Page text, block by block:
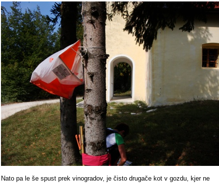
Nato pa le še spust prek vinogradov, je čisto drugače kot v gozdu, kjer ne